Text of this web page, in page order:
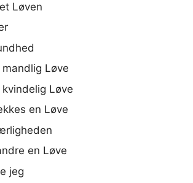
Løven
Løve
Løve
en Løve
en Løve
jeg